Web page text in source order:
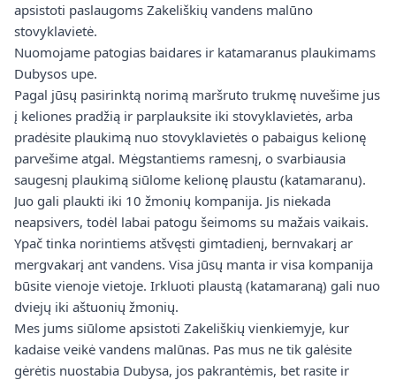
apsistoti paslaugoms Zakeliškių vandens malūno
stovyklavietė.
Nuomojame patogias baidares ir katamaranus plaukimams
Dubysos upe.
Pagal jūsų pasirinktą norimą maršruto trukmę nuvešime jus
į keliones pradžią ir parplauksite iki stovyklavietės, arba
pradėsite plaukimą nuo stovyklavietės o pabaigus kelionę
parvešime atgal. Mėgstantiems ramesnį, o svarbiausia
saugesnį plaukimą siūlome kelionę plaustu (katamaranu).
Juo gali plaukti iki 10 žmonių kompanija. Jis niekada
neapsivers, todėl labai patogu šeimoms su mažais vaikais.
Ypač tinka norintiems atšvęsti gimtadienį, bernvakarį ar
mergvakarį ant vandens. Visa jūsų manta ir visa kompanija
būsite vienoje vietoje. Irkluoti plaustą (katamaraną) gali nuo
dviejų iki aštuonių žmonių.
Mes jums siūlome apsistoti Zakeliškių vienkiemyje, kur
kadaise veikė vandens malūnas. Pas mus ne tik galėsite
gėrėtis nuostabia Dubysa, jos pakrantėmis, bet rasite ir